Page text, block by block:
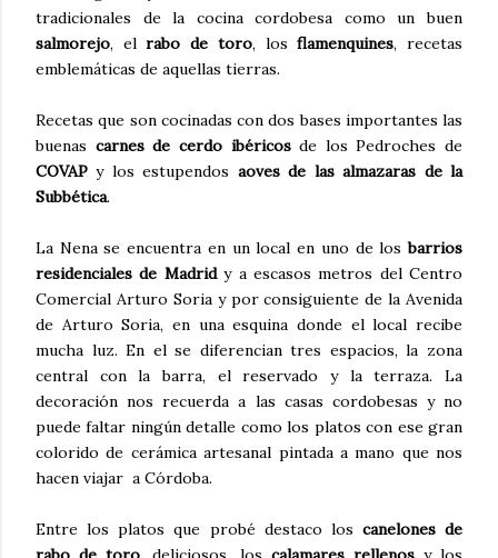
tradicionales de la cocina cordobesa como un buen
salmorejo, elrabo de toro, losflamenquines, recetas
emblemáticas de aquellas tierras.
Recetas que son cocinadas con dos bases importantes las
buenas carnes de cerdo ibéricosde los Pedroches de
COVAP y los estupendos aoves de las almazaras de la
Subbética.
La Nena se encuentra en un local en uno de losbarrios
residenciales de Madridy a escasos metros del Centro
Comercial Arturo Soria y por consiguiente de la Avenida
de Arturo Soria, en una esquina donde el local recibe
mucha luz. En el se diferencian tres espacios, la zona
central con la barra, el reservado y la terraza. La
decoración nos recuerda a las casas cordobesas y no
puede faltar ningún detalle como los platos con ese gran
colorido de cerámica artesanal pintada a mano que nos
hacen viajar a Córdoba.
Entre los platos que probé destaco los canelones de